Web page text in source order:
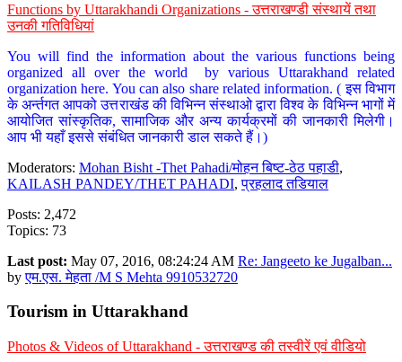
Functions by Uttarakhandi Organizations - उत्तराखण्डी संस्थायें तथा
उनकी गतिविधियां
You will find the information about the various functions being
organized all over the world by various Uttarakhand related
organization here. You can also share related information. ( इस विभाग
के अर्न्तगत आपको उत्तराखंड की विभिन्न संस्थाओ द्वारा विश्व के विभिन्न भागों में
आयोजित सांस्कृतिक, सामाजिक और अन्य कार्यक्रमों की जानकारी मिलेगी।
आप भी यहाँ इससे संबंधित जानकारी डाल सकते हैं।)
Moderators: Mohan Bisht -Thet Pahadi/मोहन बिष्ट-ठेठ पहाडी,
KAILASH PANDEY/THET PAHADI,प्रहलाद तडियाल
Posts: 2,472
Topics: 73
Last post: May 07, 2016, 08:24:24 AM Re: Jangeeto ke Jugalban...
byएम.एस. मेहता /M S Mehta 9910532720
Tourism in Uttarakhand
Photos & Videos of Uttarakhand - उत्तराखण्ड की तस्वीरें एवं वीडियो